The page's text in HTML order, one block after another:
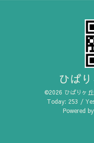
ひば
©2026 ひばりヶ
Today: 253 /
Powered by